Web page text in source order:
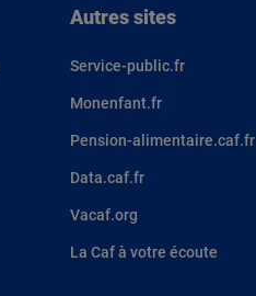
Autres sites
Service-public.fr
Monenfant.fr
Pension-alimentaire.caf.fr
Data.caf.fr
Vacaf.org
La Caf à votre écoute